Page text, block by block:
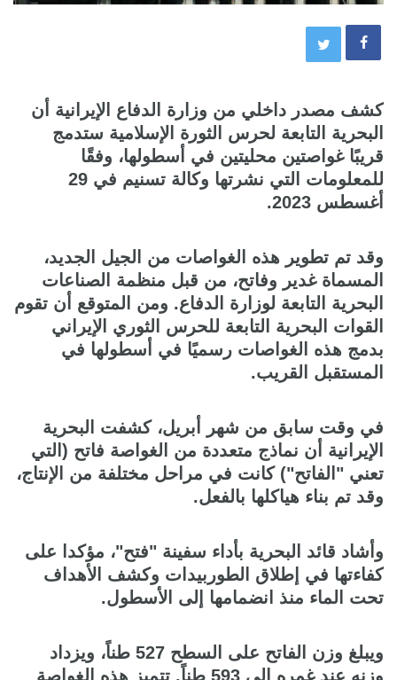
كشف مصدر داخلي من وزارة الدفاع الإيرانية أن
البحرية التابعة لحرس الثورة الإسلامية ستدمج
قريبًا غواصتين محليتين في أسطولها، وفقًا
للمعلومات التي نشرتها وكالة تسنيم في 29
أغسطس 2023.
وقد تم تطوير هذه الغواصات من الجيل الجديد،
المسماة غدير وفاتح، من قبل منظمة الصناعات
البحرية التابعة لوزارة الدفاع. ومن المتوقع أن تقوم
القوات البحرية التابعة للحرس الثوري الإيراني
بدمج هذه الغواصات رسميًا في أسطولها في
المستقبل القريب.
في وقت سابق من شهر أبريل، كشفت البحرية
الإيرانية أن نماذج متعددة من الغواصة فاتح (التي
تعني "الفاتح") كانت في مراحل مختلفة من الإنتاج،
وقد تم بناء هياكلها بالفعل.
وأشاد قائد البحرية بأداء سفينة "فتح"، مؤكدا على
كفاءتها في إطلاق الطوربيدات وكشف الأهداف
تحت الماء منذ انضمامها إلى الأسطول.
ويبلغ وزن الفاتح على السطح 527 طناً، ويزداد
وزنه عند غمره إلى 593 طناً. تتميز هذه الغواصة